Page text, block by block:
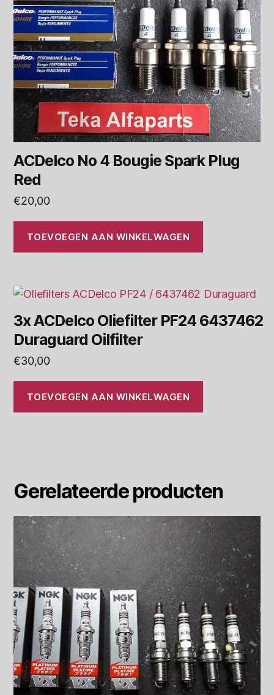
ACDelco No 4 Bougie Spark Plug
Red
€20,00
TOEVOEGEN AAN WINKELWAGEN
3x ACDelco Oliefilter PF24 6437462
Duraguard Oilfilter
€30,00
TOEVOEGEN AAN WINKELWAGEN
Gerelateerde producten